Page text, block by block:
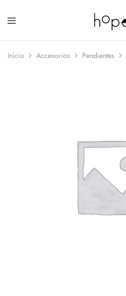
Inicio Accesorios Pendientes